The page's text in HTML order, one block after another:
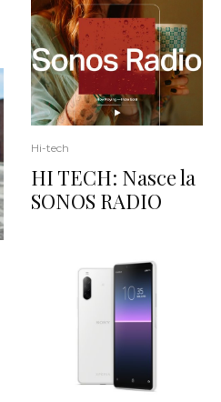
Hi-tech
HI TECH: Nasce la
SONOS RADIO